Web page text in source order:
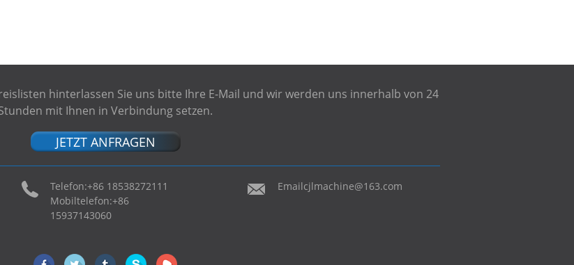
hinterlassen Sie uns bitte Ihre E-Mail und wir werden uns innerhalb von 24
mit Ihnen in Verbindung setzen.
JETZT ANFRAGEN
Telefon:+86 18538272111
Mobiltelefon:+86
15937143060
Emailcjlmachine@163.com